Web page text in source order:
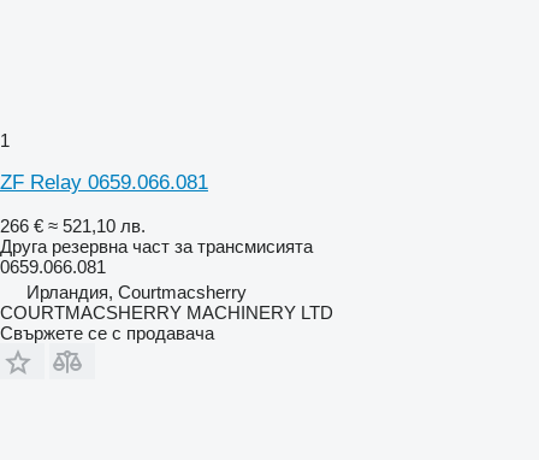
1
ZF Relay 0659.066.081
266 € ≈ 521,10 лв.
Друга резервна част за трансмисията
0659.066.081
Ирландия, Courtmacsherry
COURTMACSHERRY MACHINERY LTD
Свържете се с продавача